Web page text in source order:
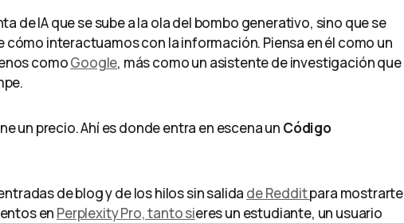
de IA que se sube a la ola del bombo generativo, sino que se
interactuamos con la información. Piensa en él como un
comoGoogle, más como un asistente de investigación que
un precio. Ahí es donde entra en escena un Código
de blog y de los hilos sin salida de Redditpara mostrarte
en Perplexity Pro, tanto sieres un estudiante, un usuario